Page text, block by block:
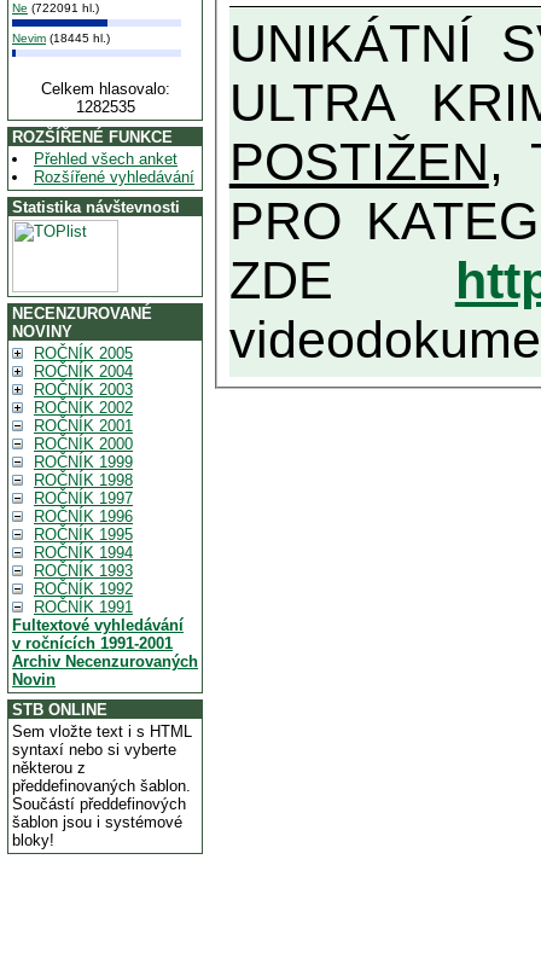
Ne (722091 hl.)
Nevim (18445 hl.)
Celkem hlasovalo:
1282535
ROZŠÍŘENÉ FUNKCE
Přehled všech anket
Rozšířené vyhledávání
Statistika návštevnosti
NECENZUROVANÉ
NOVINY
ROČNÍK 2005
ROČNÍK 2004
ROČNÍK 2003
ROČNÍK 2002
ROČNÍK 2001
ROČNÍK 2000
ROČNÍK 1999
ROČNÍK 1998
ROČNÍK 1997
ROČNÍK 1996
ROČNÍK 1995
ROČNÍK 1994
ROČNÍK 1993
ROČNÍK 1992
ROČNÍK 1991
Fultextové vyhledávání
v ročnících 1991-2001
Archiv Necenzurovaných
Novin
STB ONLINE
Sem vložte text i s HTML
syntaxí nebo si vyberte
některou z
předdefinovaných šablon.
Součástí předdefinových
šablon jsou i systémové
bloky!
UNIKÁTNÍ SVĚDECTVÍ ZE SOUČASNOSTI: PŘEDSEDA VLASTIZRÁDNÉ VLÁDY KGB MIMOŘÁDNĚ DETAILNĚ O
ULTRA
POSTIŽEN,
PRO KATEGORII TĚCH VŮBEC
ZDE